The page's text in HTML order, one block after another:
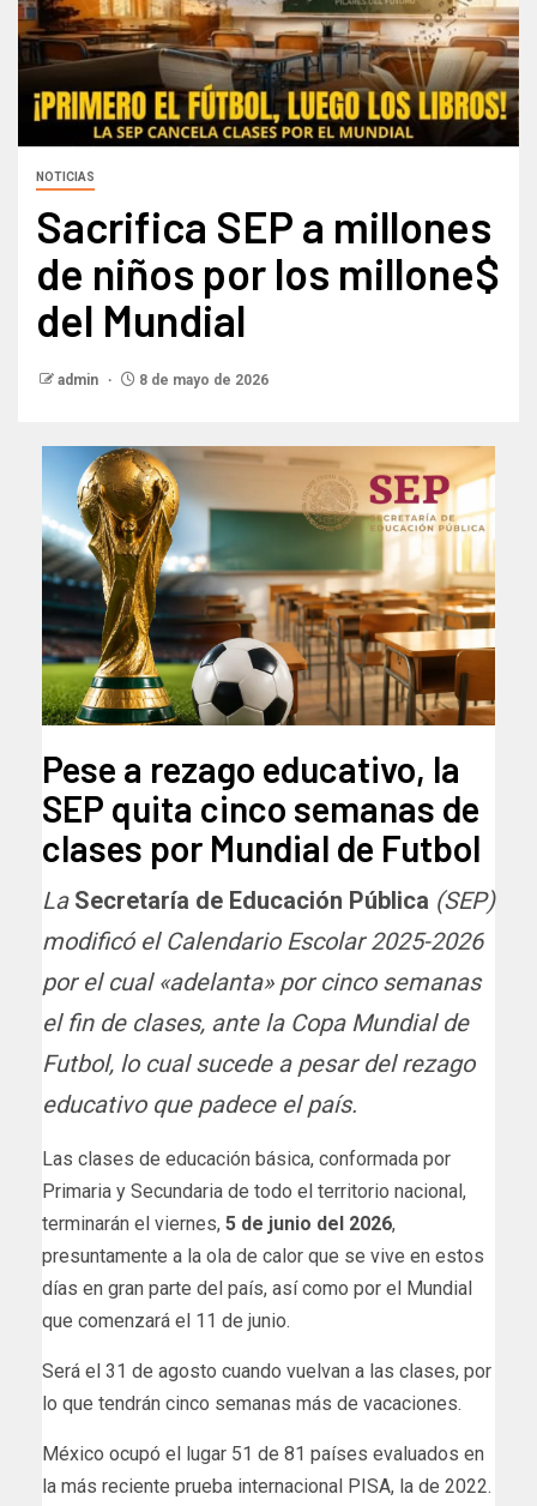
NOTICIAS
Sacrifica SEP a millones
de niños por los millone$
del Mundial
admin 8 de mayo de 2026
Pese a rezago educativo, la
SEP quita cinco semanas de
clases por Mundial de Futbol
La Secretaría de Educación Pública (SEP)
modificó el Calendario Escolar 2025-2026
por el cual «adelanta» por cinco semanas
el fin de clases, ante la Copa Mundial de
Futbol, lo cual sucede a pesar del rezago
educativo que padece el país.
Las clases de educación básica, conformada por
Primaria y Secundaria de todo el territorio nacional,
terminarán el viernes, 5 de junio del 2026,
presuntamente a la ola de calor que se vive en estos
días en gran parte del país, así como por el Mundial
que comenzará el 11 de junio.
Será el 31 de agosto cuando vuelvan a las clases, por
lo que tendrán cinco semanas más de vacaciones.
México ocupó el lugar 51 de 81 países evaluados en
la más reciente prueba internacional PISA, la de 2022.